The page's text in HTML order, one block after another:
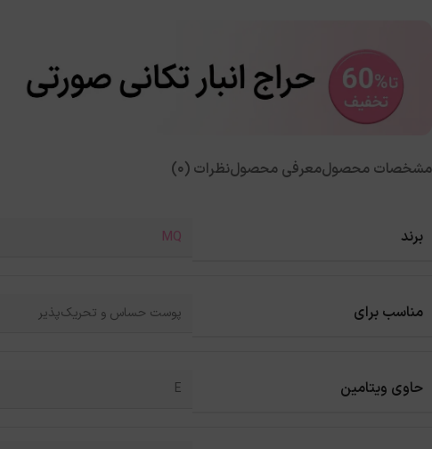
مشخصات محصولمعرفی محصولنظرات (0)
برند MQ
مناسب برای پوست حساس و تحریک‌پذیر
حاوی ویتامین E